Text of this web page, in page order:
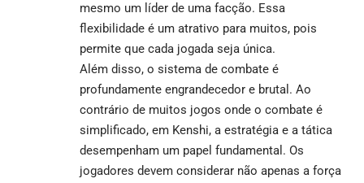
mesmo um líder de uma facção. Essa
flexibilidade é um atrativo para muitos, pois
permite que cada jogada seja única.
Além disso, o sistema de combate é
profundamente engrandecedor e brutal. Ao
contrário de muitos jogos onde o combate é
simplificado, em Kenshi, a estratégia e a tática
desempenham um papel fundamental. Os
jogadores devem considerar não apenas a força